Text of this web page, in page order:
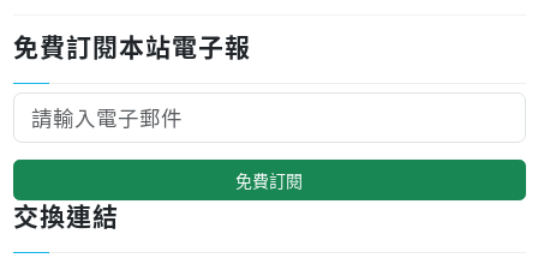
免費訂閱本站電子報
免費訂閱
交換連結